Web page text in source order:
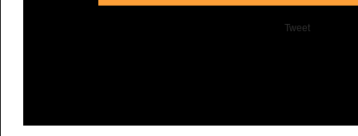
Tweet